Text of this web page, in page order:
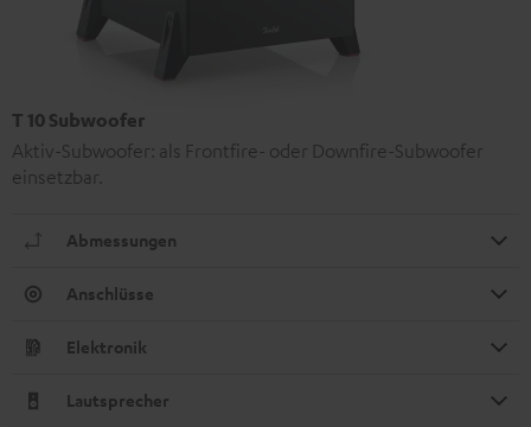
T 10 Subwoofer
Aktiv-Subwoofer: als Frontfire- oder Downfire-Subwoofer
einsetzbar.
Abmessungen
Anschlüsse
Elektronik
Lautsprecher